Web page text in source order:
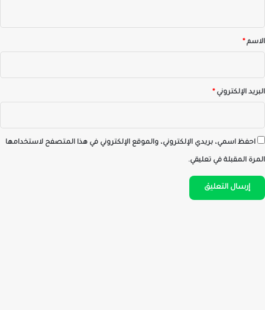
*الاسم*
البريد الإلكتروني*
احفظ اسمي، بريدي الإلكتروني، والموقع الإلكتروني في هذا المتصفح لاستخدامها
المرة المقبلة في تعليقي.